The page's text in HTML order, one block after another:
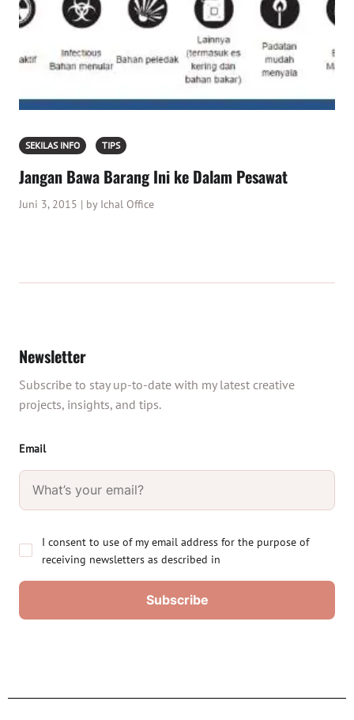
SEKILAS INFO TIPS
Jangan Bawa Barang Ini ke Dalam Pesawat
Juni 3, 2015 | by Ichal Office
Newsletter
Subscribe to stay up-to-date with my latest creative
projects, insights, and tips.
Email
I consent to use of my email address for the purpose of
receiving newsletters as described in